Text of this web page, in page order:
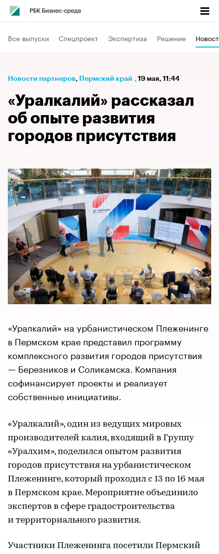
Все выпуски Спецпроект Экспертиза Решение
Новости партнеров⁠, Пермский край , 19 мая, 11:44
«Уралкалий» рассказал
об опыте развития
городов присутствия
«Уралкалий» на урбанистическом Плеженинге
в Пермском крае представил программу
комплексного развития городов присутствия
— Березников и Соликамска. Компания
софинансирует проекты и реализует
собственные инициативы.
«Уралкалий», один из ведущих мировых
производителей калия, входящий в Группу
«Уралхим», поделился опытом развития
городов присутствия на урбанистическом
Плеженинге, который проходил с 13 по 16 мая
в Пермском крае. Мероприятие объединило
экспертов в сфере градостроительства
и территориального развития.
Участники Плеженинга посетили Пермский